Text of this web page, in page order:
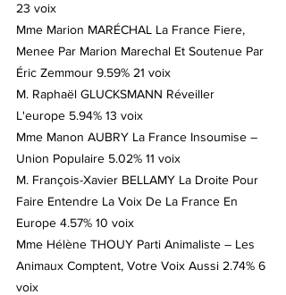
23 voix
Mme Marion MARÉCHAL La France Fiere,
Menee Par Marion Marechal Et Soutenue Par
Éric Zemmour 9.59% 21 voix
M. Raphaël GLUCKSMANN Réveiller
L'europe 5.94% 13 voix
Mme Manon AUBRY La France Insoumise –
Union Populaire 5.02% 11 voix
M. François-Xavier BELLAMY La Droite Pour
Faire Entendre La Voix De La France En
Europe 4.57% 10 voix
Mme Hélène THOUY Parti Animaliste – Les
Animaux Comptent, Votre Voix Aussi 2.74% 6
voix